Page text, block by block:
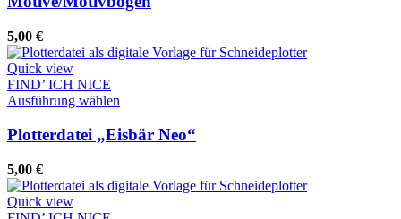
gewählt
Varianten
Optionen
der
gewählt
5,00 €
Quick view
FIND’ ICH NICE
Ausführung wählen
weist
auf.
Die
Plotterdatei „Eisbär Neo“
5,00 €
Quick view